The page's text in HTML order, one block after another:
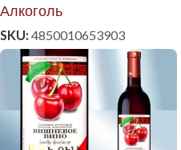
Алкоголь
SKU: 4850010653903